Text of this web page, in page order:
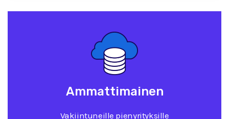
Ammattimainen
Vakiintuneille pienyrityksille